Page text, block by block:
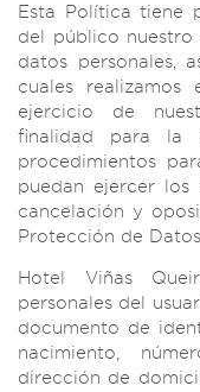
Esta Política tiene
del público
datos personales,
cuales
ejercicio de
finalidad para la
procedimientos
puedan ejercer los
cancelación y
Protección de Datos
Hotel Viñas
personales del
documento de
nacimiento,
dirección de